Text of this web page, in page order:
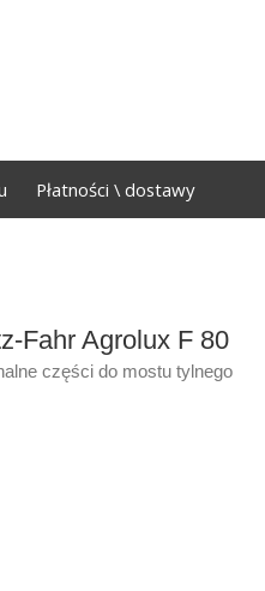
Płatności \ dostawy
Fahr Agrolux F 80
części do mostu tylnego